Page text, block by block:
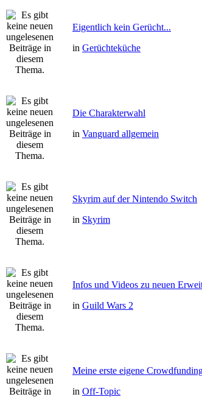
Eigentlich kein Gerücht...
in Gerüchteküche
Die Charakterwahl
in Vanguard allgemein
Skyrim auf der Nintendo Switch
in Skyrim
Infos und Videos zu neuen
in Guild Wars 2
Meine erste eigene
in Off-Topic